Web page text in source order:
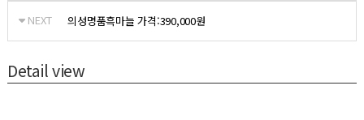
NEXT 의성명품흑마늘 가격:390,000원
Detail view